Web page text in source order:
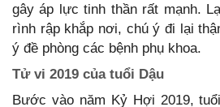
gây áp lực tinh thần rất mạnh.
rình rập khắp nơi, chú ý đi lại
ý đề phòng các bệnh phụ khoa.
Tử vi 2019 của tuổi Dậu
Bước vào năm Kỷ Hợi 2019,